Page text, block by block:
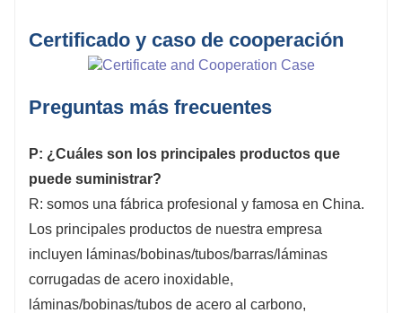
Certificado y caso de cooperación
Preguntas más frecuentes
P: ¿Cuáles son los principales productos que
puede suministrar?
R: somos una fábrica profesional y famosa en China.
Los principales productos de nuestra empresa
incluyen láminas/bobinas/tubos/barras/láminas
corrugadas de acero inoxidable,
láminas/bobinas/tubos de acero al carbono,